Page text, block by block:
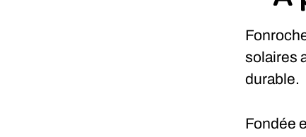
solaires
durable.
Fondée